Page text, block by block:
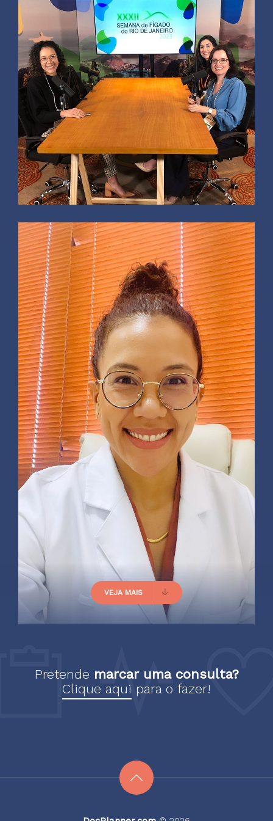
Paciente
Excelente,
maravilhosa,paciente .
Transmite confiança .Gentil.
Atualizada. Empatia .
Paciente
Como sempre, Dra Livia foi
muito atenciosa e cuidadosa;
assertiva em sua conduta e
explicações.
Paciente
A consulta foi pontual e a
profissional é muito atenciosa,
dando todas as informações
que o paciente precisa.
extremamente competente.
VEJA MAIS
Pretende marcar uma consulta?
Clique aqui para o fazer!